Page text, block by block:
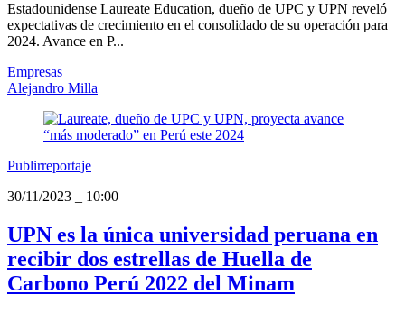
Estadounidense Laureate Education, dueño de UPC y UPN reveló
expectativas de crecimiento en el consolidado de su operación para
2024. Avance en P...
Empresas
Alejandro Milla
Publirreportaje
30/11/2023
10:00
UPN es la única universidad peruana en
recibir dos estrellas de Huella de
Carbono Perú 2022 del Minam